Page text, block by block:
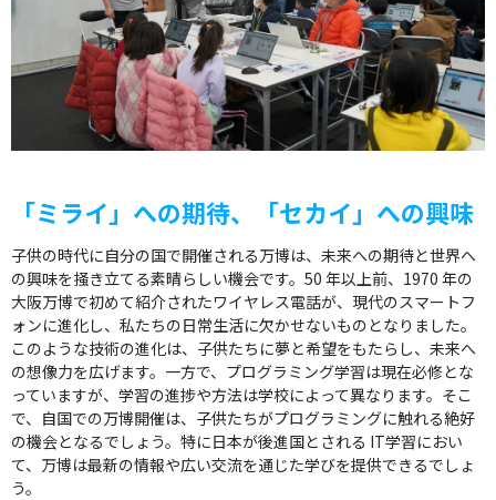
「ミライ」への期待、「セカイ」への興味
子供の時代に自分の国で開催される万博は、未来への期待と世界へ
の興味を掻き立てる素晴らしい機会です。50 年以上前、1970 年の
大阪万博で初めて紹介されたワイヤレス電話が、現代のスマートフ
ォンに進化し、私たちの日常生活に欠かせないものとなりました。
このような技術の進化は、子供たちに夢と希望をもたらし、未来へ
の想像力を広げます。一方で、プログラミング学習は現在必修とな
っていますが、学習の進捗や方法は学校によって異なります。そこ
で、自国での万博開催は、子供たちがプログラミングに触れる絶好
の機会となるでしょう。特に日本が後進国とされる IT学習におい
て、万博は最新の情報や広い交流を通じた学びを提供できるでしょ
う。